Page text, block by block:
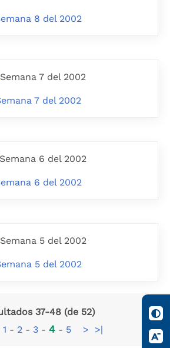
8 del 2002
7 del 2002
6 del 2002
5 del 2002
37-48 (de 52)
1 - 2- 3- 4- 5 > >|